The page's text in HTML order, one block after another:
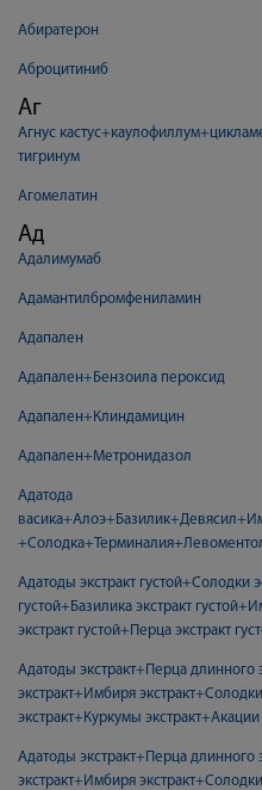
Абиратерон
Аброцитиниб
Аг
Агнус
тигринум
Агомелатин
Ад
Адалимумаб
Адамантилбромфениламин
Адапален
Адапален+Бензоила пероксид
Адапален+Клиндамицин
Адапален+Метронидазол
Адатода
Адатоды экстракт густой+Солодки
густой+Базилика экстракт
экстракт густой+Перца экстракт
Адатоды экстракт+Перца длинного
экстракт+Имбиря
экстракт+Куркумы экстракт+Акации
Адатоды экстракт+Перца длинного
экстракт+Имбиря